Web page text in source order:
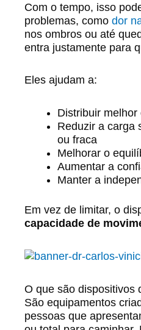
Com o tempo, isso
problemas, como dor
nos ombros ou até
entra justamente para
Eles ajudam a:
Distribuir
Reduzir a carga
ou fraca
Melhorar o
Aumentar a
Manter a
Em vez de limitar, o
capacidade de
O que são dispositivos
São equipamentos
pessoas que